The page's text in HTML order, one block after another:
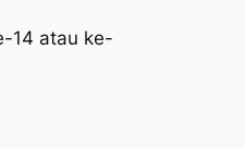
14 atau ke-